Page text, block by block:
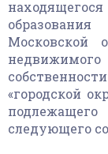
Московской
«городской
следующего